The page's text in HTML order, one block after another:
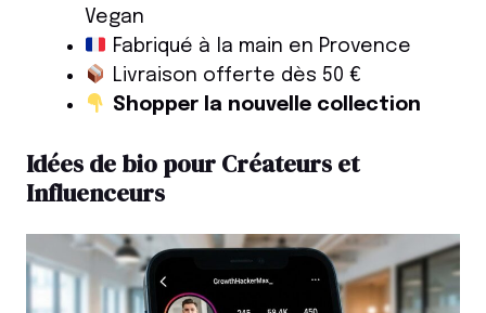
Vegan
Fabriqué à la main en Provence
Livraison offerte dès 50 €
Shopper la nouvelle collection
Idées de bio pour Créateurs et
Influenceurs